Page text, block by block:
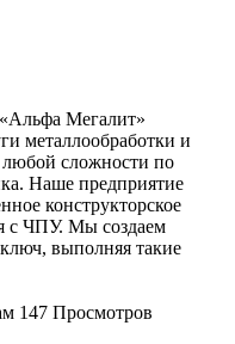
Мегалит»
металлообработки и
любой сложности по
Наше предприятие
конструкторское
с ЧПУ. Мы создаем
выполняя такие
147 Просмотров